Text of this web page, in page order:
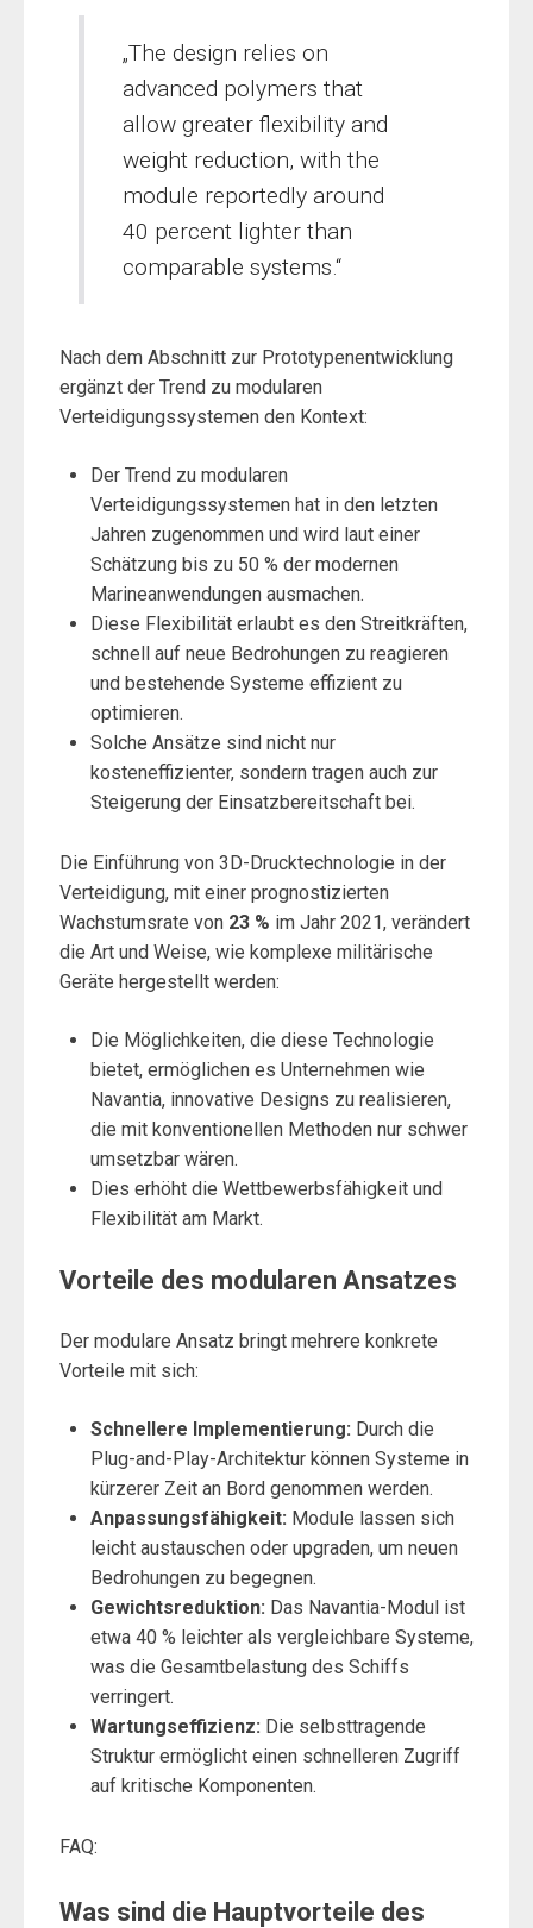
„The design relies on
advanced polymers that
allow greater flexibility and
weight reduction, with the
module reportedly around
40 percent lighter than
comparable systems.“
Nach dem Abschnitt zur Prototypenentwicklung
ergänzt der Trend zu modularen
Verteidigungssystemen den Kontext:
Der Trend zu modularen
Verteidigungssystemen hat in den letzten
Jahren zugenommen und wird laut einer
Schätzung bis zu 50 % der modernen
Marineanwendungen ausmachen.
Diese Flexibilität erlaubt es den Streitkräften,
schnell auf neue Bedrohungen zu reagieren
und bestehende Systeme effizient zu
optimieren.
Solche Ansätze sind nicht nur
kosteneffizienter, sondern tragen auch zur
Steigerung der Einsatzbereitschaft bei.
Die Einführung von 3D-Drucktechnologie in der
Verteidigung, mit einer prognostizierten
Wachstumsrate von 23 % im Jahr 2021, verändert
die Art und Weise, wie komplexe militärische
Geräte hergestellt werden:
Die Möglichkeiten, die diese Technologie
bietet, ermöglichen es Unternehmen wie
Navantia, innovative Designs zu realisieren,
die mit konventionellen Methoden nur schwer
umsetzbar wären.
Dies erhöht die Wettbewerbsfähigkeit und
Flexibilität am Markt.
Vorteile des modularen Ansatzes
Der modulare Ansatz bringt mehrere konkrete
Vorteile mit sich:
Schnellere Implementierung: Durch die
Plug-and-Play-Architektur können Systeme in
kürzerer Zeit an Bord genommen werden.
Anpassungsfähigkeit: Module lassen sich
leicht austauschen oder upgraden, um neuen
Bedrohungen zu begegnen.
Gewichtsreduktion: Das Navantia-Modul ist
etwa 40 % leichter als vergleichbare Systeme,
was die Gesamtbelastung des Schiffs
verringert.
Wartungseffizienz: Die selbsttragende
Struktur ermöglicht einen schnelleren Zugriff
auf kritische Komponenten.
FAQ:
Was sind die Hauptvorteile des